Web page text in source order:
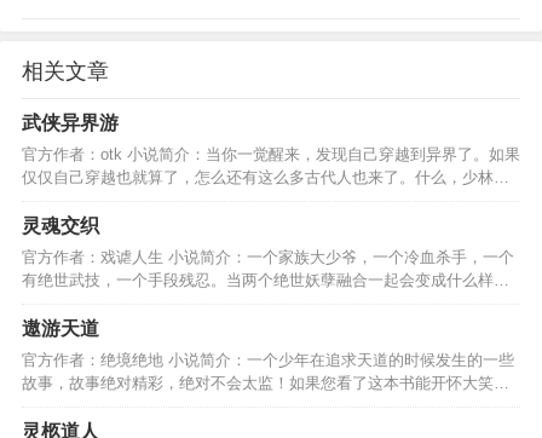
相关文章
武侠异界游
官方作者：otk 小说简介：当你一觉醒来，发现自己穿越到异界了。如果
仅仅自己穿越也就算了，怎么还有这么多古代人也来了。什么，少林方
丈，武当掌门也来了？…
灵魂交织
官方作者：戏谑人生 小说简介：一个家族大少爷，一个冷血杀手，一个
有绝世武技，一个手段残忍。当两个绝世妖孽融合一起会变成什么样
是？救世主？还是杀帝？…
遨游天道
官方作者：绝境绝地 小说简介：一个少年在追求天道的时候发生的一些
故事，故事绝对精彩，绝对不会太监！如果您看了这本书能开怀大笑，
是我的骄傲。谢谢支持！…
灵柩道人